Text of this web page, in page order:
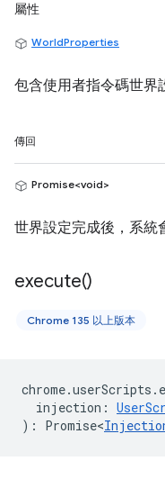
屬性
WorldProperties
包含使用者指令碼世界
傳回
Promise<void>
世界設定完成後，系統
execute()
Chrome 135 以上版本
chrome.userScripts .
injection :
) : Promise<